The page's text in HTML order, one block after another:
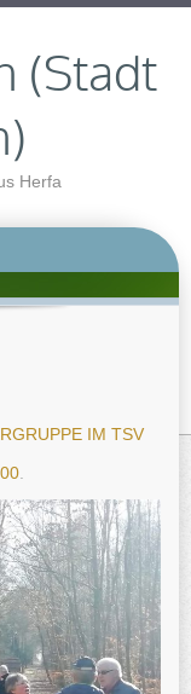
(Stadt
Herfa
IM TSV
.